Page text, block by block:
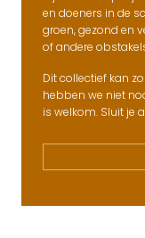
en doeners in de
groen, gezond en
of andere
Dit collectief kan
hebben we niet
is welkom. Sluit je